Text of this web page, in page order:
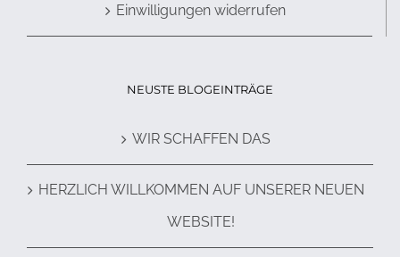
Einwilligungen widerrufen
NEUSTE BLOGEINTRÄGE
WIR SCHAFFEN DAS
HERZLICH WILLKOMMEN AUF UNSERER NEUEN
WEBSITE!